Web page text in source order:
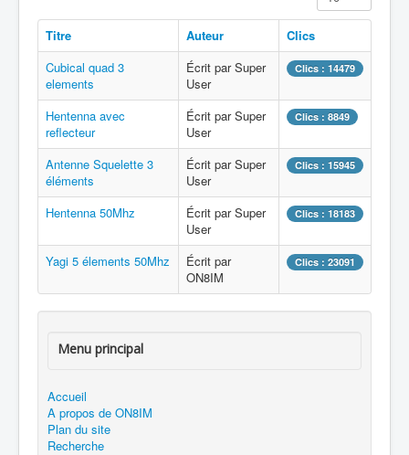
Titre Auteur
Clics
Cubical quad 3
elements
Écrit par Super
User
Clics : 14479
Hentenna avec
reflecteur
Écrit par Super
User
Clics : 8849
Antenne Squelette 3
éléments
Écrit par Super
User
Clics : 15945
Hentenna 50Mhz
Écrit par Super
User
Clics : 18183
Yagi 5 élements 50Mhz
Écrit par
ON8IM
Clics : 23091
Menu principal
Accueil
A propos de ON8IM
Plan du site
Recherche